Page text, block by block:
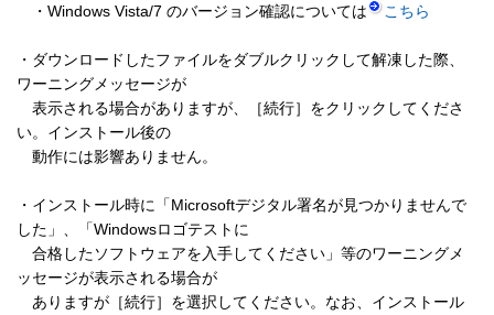
・Windows Vista/7 のバージョン確認については
こちら
・ダウンロードしたファイルをダブルクリックして解凍した際、
ワーニングメッセージが
表示される場合がありますが、［続行］をクリックしてくださ
い。インストール後の
動作には影響ありません。
・インストール時に「Microsoftデジタル署名が見つかりませんで
した」、「Windowsロゴテストに
合格したソフトウェアを入手してください」等のワーニングメ
ッセージが表示される場合が
ありますが［続行］を選択してください。なお、インストール